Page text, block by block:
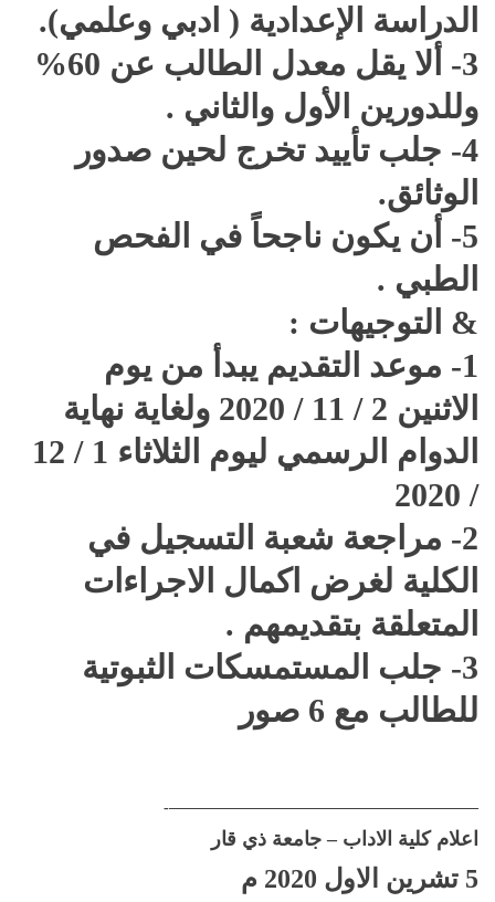
الدراسة الإعدادية ( ادبي وعلمي).
3- ألا يقل معدل الطالب عن 60%
وللدورين الأول والثاني .
4- جلب تأييد تخرج لحين صدور
الوثائق.
5- أن يكون ناجحاً في الفحص
الطبي .
& التوجيهات :
1- موعد التقديم يبدأ من يوم
الاثنين 2 / 11 / 2020 ولغاية نهاية
الدوام الرسمي ليوم الثلاثاء 1 / 12
/ 2020
2- مراجعة شعبة التسجيل في
الكلية لغرض اكمال الاجراءات
المتعلقة بتقديمهم .
3- جلب المستمسكات الثبوتية
للطالب مع 6 صور
————————————————————-
اعلام كلية الاداب – جامعة ذي قار
5 تشرين الاول 2020 م